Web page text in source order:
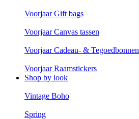
Voorjaar Gift bags
Voorjaar Canvas tassen
Voorjaar Cadeau- & Tegoedbonnen
Voorjaar Raamstickers
Shop by look
Vintage Boho
Spring